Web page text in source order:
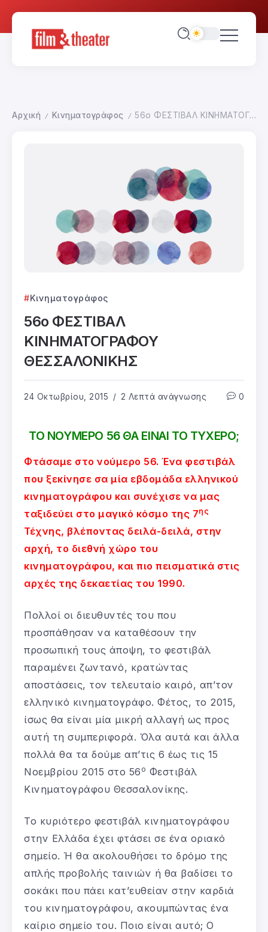
Αρχική / Κινηματογράφος / 56ο ΦΕΣΤΙΒΑΛ ΚΙΝΗΜΑΤΟΓΡΑΦΟΥ ΘΕΣΣΑΛΟΝΙΚΗΣ
Κινηματογράφος
56ο ΦΕΣΤΙΒΑΛ
ΚΙΝΗΜΑΤΟΓΡΑΦΟΥ
ΘΕΣΣΑΛΟΝΙΚΗΣ
24 Οκτωβρίου, 2015 2 Λεπτά ανάγνωσης 0
ΤΟ ΝΟΥΜΕΡΟ 56 ΘΑ ΕΙΝΑΙ ΤΟ ΤΥΧΕΡΟ;
Φτάσαμε στο νούμερο 56. Ένα φεστιβάλ
που ξεκίνησε σα μία εβδομάδα ελληνικού
κινηματογράφου και συνέχισε να μας
ταξιδεύει στο μαγικό κόσμο της 7ης
Τέχνης, βλέποντας δειλά-δειλά, στην
αρχή, το διεθνή χώρο του
κινηματογράφου, και πιο πεισματικά στις
αρχές της δεκαετίας του 1990.
Πολλοί οι διευθυντές του που
προσπάθησαν να καταθέσουν την
προσωπική τους άποψη, το φεστιβάλ
παραμένει ζωντανό, κρατώντας
αποστάσεις, τον τελευταίο καιρό, απ’τον
ελληνικό κινηματογράφο. Φέτος, το 2015,
ίσως θα είναι μία μικρή αλλαγή ως προς
αυτή τη συμπεριφορά. Όλα αυτά και άλλα
πολλά θα τα δούμε απ’τις 6 έως τις 15
Νοεμβρίου 2015 στο 56 ο Φεστιβάλ
Κινηματογράφου Θεσσαλονίκης.
Το κυριότερο φεστιβάλ κινηματογράφου
στην Ελλάδα έχει φτάσει σε ένα οριακό
σημείο. Ή θα ακολουθήσει το δρόμο της
απλής προβολής ταινιών ή θα βαδίσει το
σοκάκι που πάει κατ’ευθείαν στην καρδιά
του κινηματογράφου, ακουμπώντας ένα
καίριο σημείο του. Ποιο είναι αυτό; Ο